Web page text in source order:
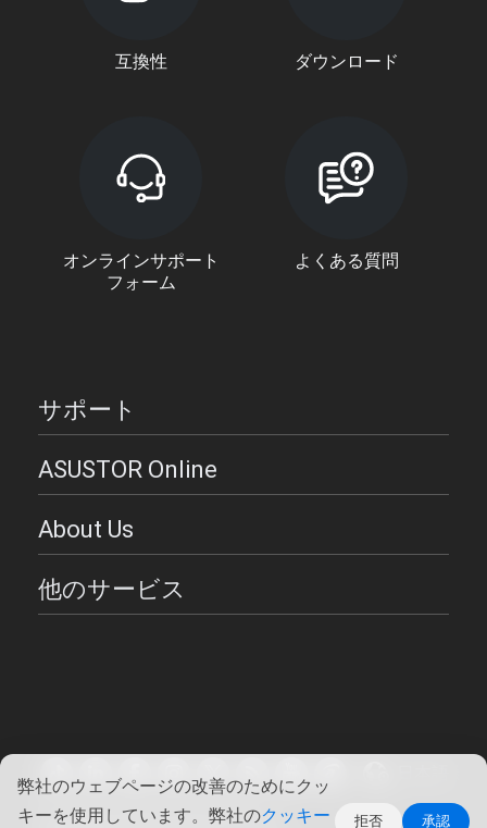
弊社のウェブページの改善のためにクッ
キーを使用しています。弊社のクッキー 拒否 承認
互換性 ダウンロード
オンラインサポート
フォーム
よくある質問
サポート
ASUSTOR Online
About Us
他のサービス
Copyright ©2026 ASUSTOR Inc.